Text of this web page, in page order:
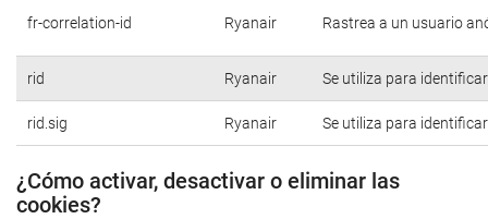
fr-correlation-id Ryanair Rastrea a un usuario
rid Ryanair Se utiliza para
rid.sig Ryanair Se utiliza para
¿Cómo activar, desactivar o eliminar las
cookies?